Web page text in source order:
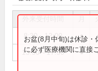
8:30～12:00 ●
13:30～17:30 ●
お盆(8月中旬)は休診・
に必ず医療機関に直接